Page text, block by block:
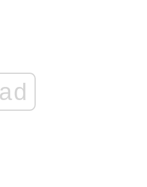
ad